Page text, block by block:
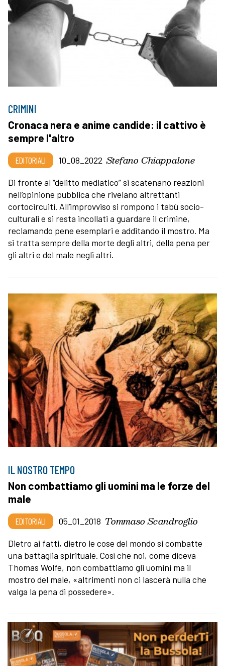
CRIMINI
Cronaca nera e anime candide: il cattivo è
sempre l'altro
EDITORIALI 10_08_2022 Stefano Chiappalone
Di fronte al “delitto mediatico” si scatenano reazioni
nell’opinione pubblica che rivelano altrettanti
cortocircuiti. All’improvviso si rompono i tabù socio-
culturali e si resta incollati a guardare il crimine,
reclamando pene esemplari e additando il mostro. Ma
si tratta sempre della morte degli altri, della pena per
gli altri e del male negli altri.
IL NOSTRO TEMPO
Non combattiamo gli uomini ma le forze del
male
EDITORIALI 05_01_2018 Tommaso Scandroglio
Dietro ai fatti, dietro le cose del mondo si combatte
una battaglia spirituale. Così che noi, come diceva
Thomas Wolfe, non combattiamo gli uomini ma il
mostro del male, «altrimenti non ci lascerà nulla che
valga la pena di possedere».